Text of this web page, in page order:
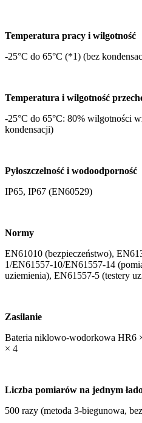
Temperatura pracy i wilgotność
-25°C do 65°C (*1) (bez
Temperatura i wilgotność
-25°C do 65°C: 80% wilgotności
kondensacji)
Pyłoszczelność i wodoodporność
IP65, IP67 (EN60529)
Normy
EN61010 (bezpieczeństwo),
1/EN61557-10/EN61557-14
uziemienia), EN61557-5 (testery
Zasilanie
Bateria niklowo-wodorkowa HR6
× 4
Liczba pomiarów na jednym
500 razy (metoda 3-biegunowa,